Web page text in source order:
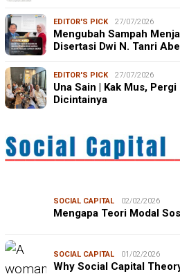
EDITOR'S PICK 27/07/2026
Mengubah Sampah
Disertasi Dwi N. Tanri
EDITOR'S PICK 27/07/2026
Una Sain | Kak Mus,
Dicintainya
SOCIAL CAPITAL 02/02/2026
Mengapa Teori Modal
SOCIAL CAPITAL 01/02/2026
Why Social Capital